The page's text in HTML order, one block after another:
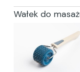
Wałek do